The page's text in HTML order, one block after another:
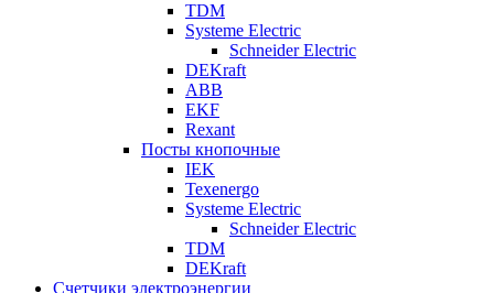
TDM
Systeme Electric
Schneider Electric
DEKraft
ABB
EKF
Rexant
Посты кнопочные
IEK
Texenergo
Systeme Electric
Schneider Electric
TDM
DEKraft
Счетчики электроэнергии